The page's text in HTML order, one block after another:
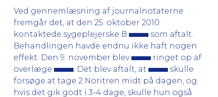
Ved gennemlæsning af journalnotaterne
fremgår det, at den 25. oktober 2010
kontaktede sygeplejerske B
som aftalt.
Behandlingen havde endnu ikke haft nogen
effekt. Den 9. november blev
ringet op af
overlæge
. Det blev aftalt, at
skulle
forsøge at tage 2 Noritren midt på dagen, og
hvis det gik godt i 3-4 dage, skulle hun også